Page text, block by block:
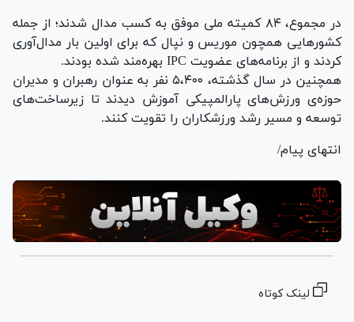
در مجموع، ۸۴ کمیته ملی موفق به کسب مدال شدند؛ از جمله
کشور‌هایی همچون موریس و نپال که برای اولین بار مدال‌آوری
کردند و از برنامه‌های عضویت IPC بهره‌مند شده بودند.
همچنین در سال گذشته، ۵،۴۰۰ نفر به عنوان رهبران و مدیران
حوزه‌ی ورزش‌های پارالمپیکی آموزش دیدند تا زیرساخت‌های
توسعه و مسیر رشد ورزشکاران را تقویت کنند.
انتهای پیام/
لینک کوتاه